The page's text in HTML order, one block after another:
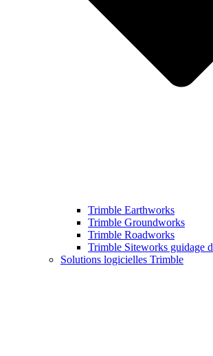
Trimble Earthworks
Trimble Groundworks
Trimble Roadworks
Trimble Siteworks guidage
Solutions logicielles Trimble